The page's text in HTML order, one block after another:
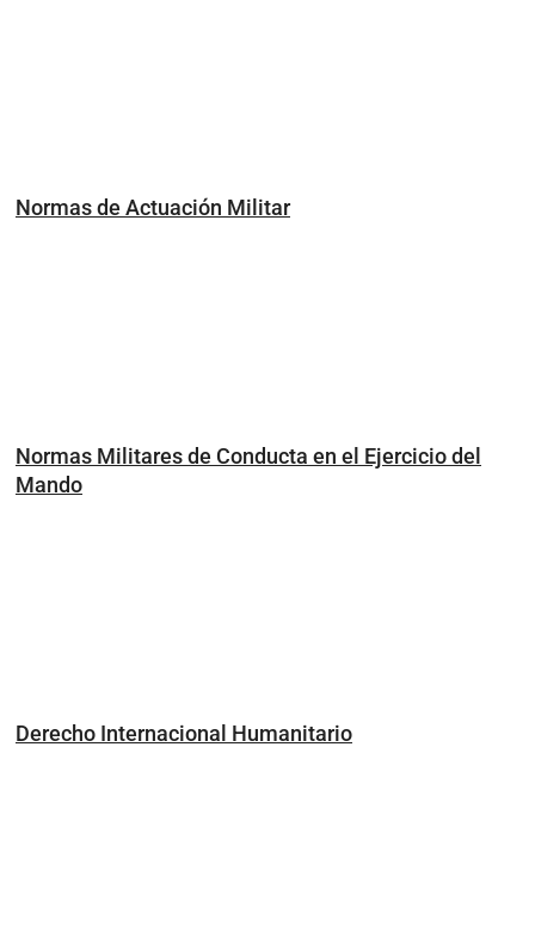
Normas de Actuación Militar
Normas Militares de Conducta en el Ejercicio del
Mando
Derecho Internacional Humanitario